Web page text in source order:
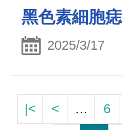
黑色素細胞痣
2025/3/17
|< < … 6